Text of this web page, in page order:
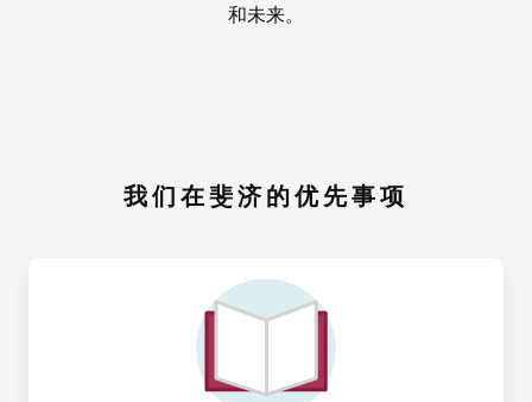
和未来。
我们在斐济的优先事项